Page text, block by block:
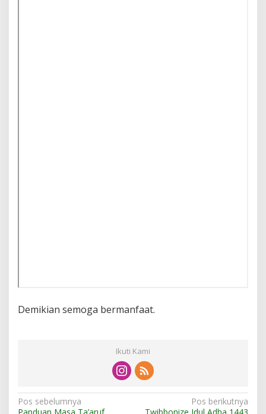
Demikian semoga bermanfaat.
Ikuti Kami
N
Pos sebelumnya
Pos berikutnya